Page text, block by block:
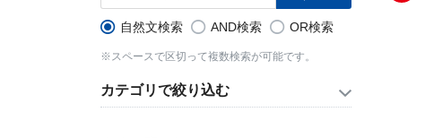
自然文検索 AND検索 OR検索
※スペースで区切って複数検索が可能です。
カテゴリで絞り込む